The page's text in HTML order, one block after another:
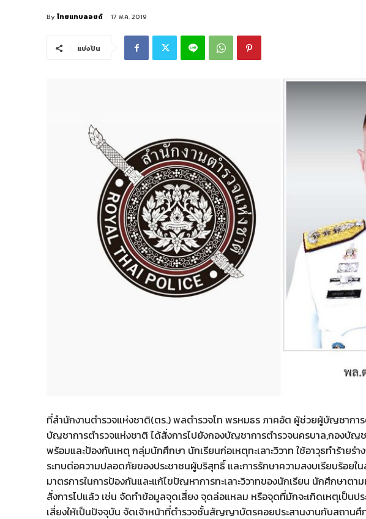
By ไทยแทบลอยด์ 17 พ.ค. 2019
แบ่งปัน
ที่สำนักงานตำรวจแห่งชาติ(ตร.) พลตำรวจโท พรหมธร ภาคอัต ผู้ช่วยผู้บัญชากา
บัญชาการตำรวจแห่งชาติ ได้สั่งการไปยังกองบัญชาการตำรวจนครบาล,กองบัญช
พร้อมและป้องกันเหตุ กลุ่มนักศึกษา นักเรียนก่อเหตุทะเลาะวิวาท ใช้อาวุธทำร้ายร่
ระทบต่อความปลอดภัยของประชาชนผู้บริสุทธิ์ และการรักษาความสงบเรียบร้อยใ
มาตรการในการป้องกันและแก้ไขปัญหาการทะเลาะวิวาทของนักเรียน นักศึกษาตา
สั่งการไปแล้ว เช่น จัดทำข้อมูลจุดเสี่ยง จุดล่อแหลม หรือจุดที่มักจะเกิดเหตุเป็น
เสี่ยงให้เป็นปัจจุบัน จัดเจ้าหน้าที่ตำรวจชั้นสัญญาบัตรคอยประสานงานกับสถานศึ